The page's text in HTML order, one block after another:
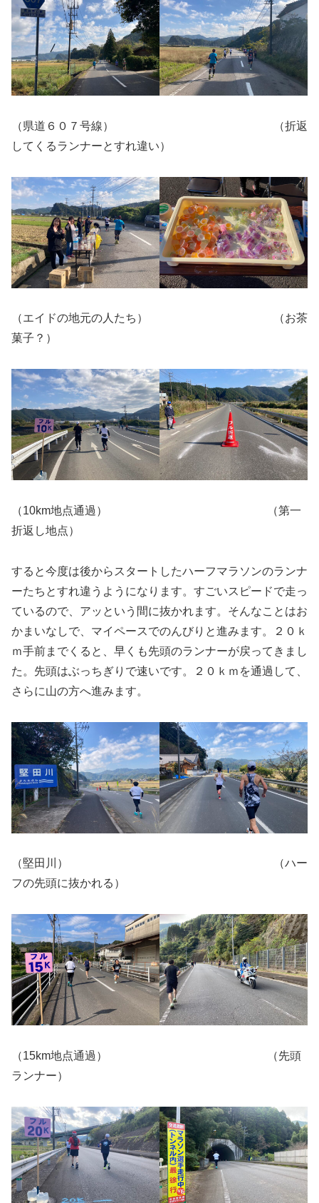
（県道６０７号線） （折返
してくるランナーとすれ違い）
（エイドの地元の人たち） （お茶
菓子？）
（10km地点通過） （第一
折返し地点）
すると今度は後からスタートしたハーフマラソンのランナ
ーたちとすれ違うようになります。すごいスピードで走っ
ているので、アッという間に抜かれます。そんなことはお
かまいなしで、マイペースでのんびりと進みます。２０ｋ
ｍ手前までくると、早くも先頭のランナーが戻ってきまし
た。先頭はぶっちぎりで速いです。２０ｋｍを通過して、
さらに山の方へ進みます。
（堅田川） （ハー
フの先頭に抜かれる）
（15km地点通過） （先頭
ランナー）